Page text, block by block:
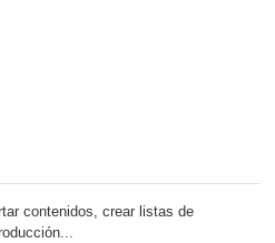
contenidos, crear listas de